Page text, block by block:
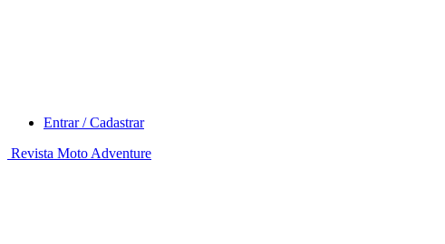
Entrar / Cadastrar
Revista Moto Adventure